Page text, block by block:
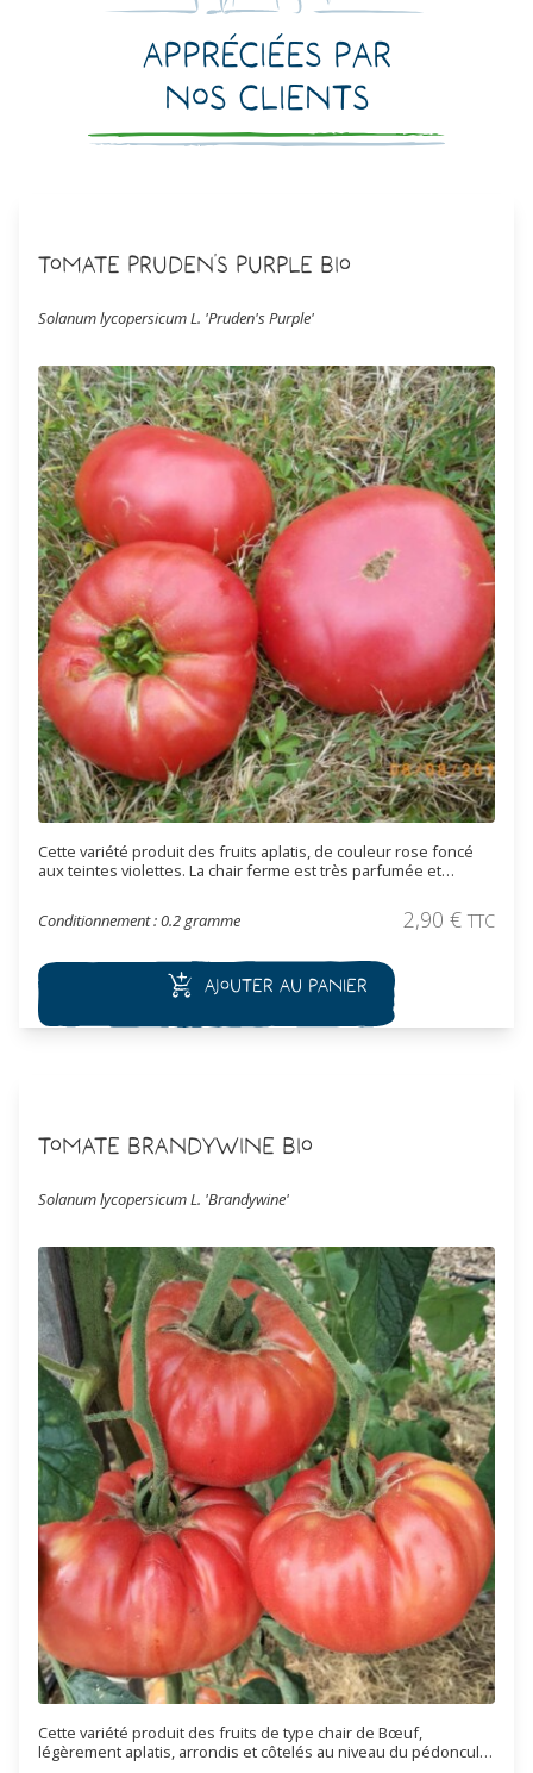
Appréciées par
nos clients
Tomate Pruden's Purple Bio
Solanum lycopersicum L. 'Pruden's Purple'
Cette variété produit des fruits aplatis, de couleur rose foncé
aux teintes violettes. La chair ferme est très parfumée et
Conditionnement : 0.2 gramme
2,90 € TTC
Ajouter au panier
Tomate Brandywine Bio
Solanum lycopersicum L. 'Brandywine'
Cette variété produit des fruits de type chair de Bœuf,
légèrement aplatis, arrondis et côtelés au niveau du pédoncule.